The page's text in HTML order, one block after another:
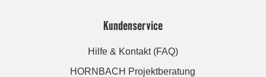
Kundenservice
Hilfe & Kontakt (FAQ)
HORNBACH Projektberatung